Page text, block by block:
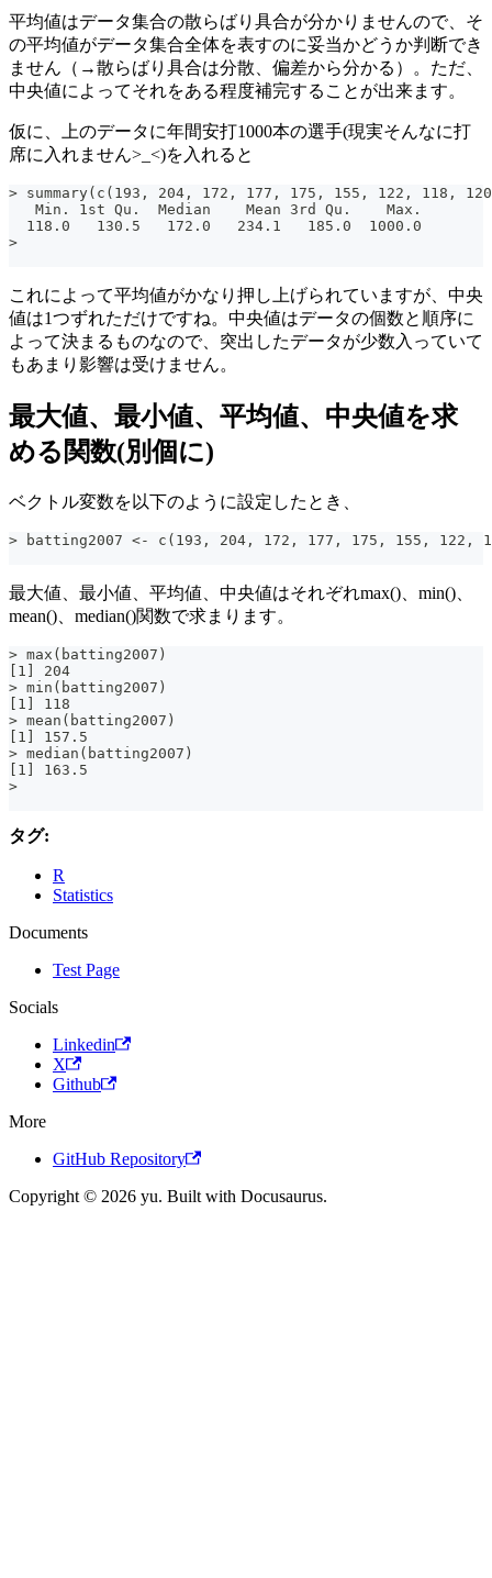
平均値はデータ集合の散らばり具合が分かりませんので、そ
の平均値がデータ集合全体を表すのに妥当かどうか判断でき
ません（→散らばり具合は分散、偏差から分かる）。ただ、
中央値によってそれをある程度補完することが出来ます。
仮に、上のデータに年間安打1000本の選手(現実そんなに打
席に入れません>_<)を入れると
> summary(c(193, 204, 172, 177, 175, 155, 122, 118,
   Min. 1st Qu.  Median    Mean 3rd Qu.    Max.
  118.0   130.5   172.0   234.1   185.0  1000.0
>
これによって平均値がかなり押し上げられていますが、中央
値は1つずれただけですね。中央値はデータの個数と順序に
よって決まるものなので、突出したデータが少数入っていて
もあまり影響は受けません。
最大値、最小値、平均値、中央値を求
める関数(別個に)
ベクトル変数を以下のように設定したとき、
> batting2007 <- c(193, 204, 172, 177, 175, 155, 122,
最大値、最小値、平均値、中央値はそれぞれmax()、min()、
mean()、median()関数で求まります。
> max(batting2007)
[1] 204
> min(batting2007)
[1] 118
> mean(batting2007)
[1] 157.5
> median(batting2007)
[1] 163.5
>
タグ:
R
Statistics
Documents
Test Page
Socials
Linkedin
X
Github
More
GitHub Repository
Copyright © 2026 yu. Built with Docusaurus.